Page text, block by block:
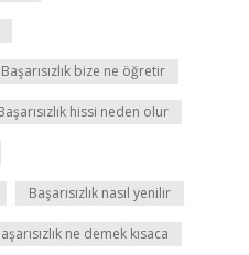
Başarısızlık bize ne öğretir
hissi neden olur
Başarısızlık nasıl yenilir
ne demek kısaca